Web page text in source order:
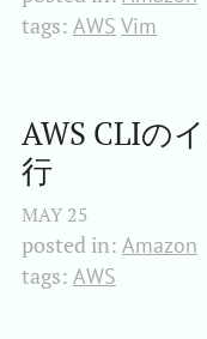
tags: AWS Vim
AWS CLIの
行
MAY 25
posted in: Amazon
tags: AWS